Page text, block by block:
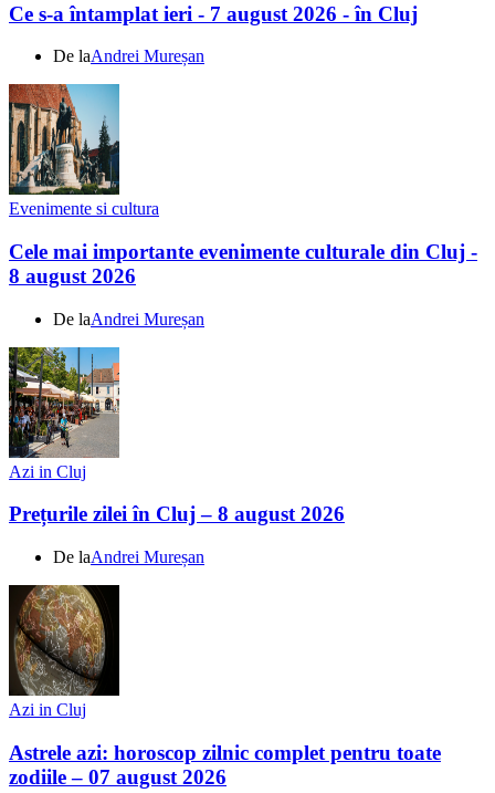
Ce s-a întamplat ieri - 7 august 2026 - în Cluj
De laAndrei Mureșan
Evenimente si cultura
Cele mai importante evenimente culturale din Cluj -
8 august 2026
De laAndrei Mureșan
Azi in Cluj
Prețurile zilei în Cluj – 8 august 2026
De laAndrei Mureșan
Azi in Cluj
Astrele azi: horoscop zilnic complet pentru toate
zodiile – 07 august 2026